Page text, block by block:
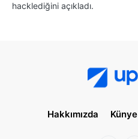
hacklediğini açıkladı.
Hakkımızda Künye